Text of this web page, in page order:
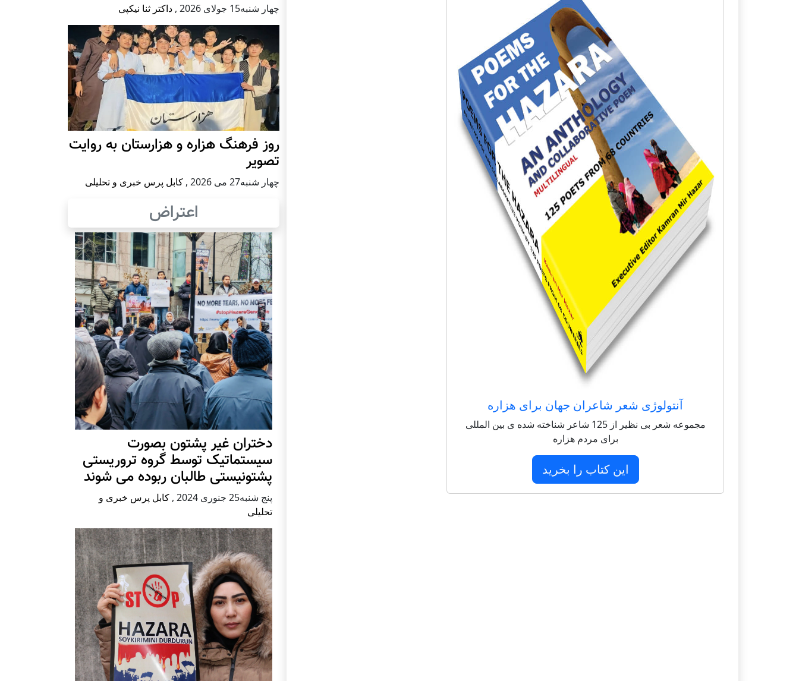
آنتولوژی شعر شاعران جهان برای هزاره
مجموعه شعر بی نظیر از 125 شاعر شناخته شده ی بین المللی
برای مردم هزاره
این کتاب را بخرید
چهار شنبه15 جولای 2026 , داکتر ثنا نیکپی
روز فرهنگ هزاره و هزارستان به روایت
تصویر
چهار شنبه27 می 2026 , کابل پرس خبری و تحلیلی
اعتراض
دختران غیر پشتون بصورت
سیستماتیک توسط گروه تروریستی
پشتونیستی طالبان ربوده می شوند
پنج شنبه25 جنوری 2024 , کابل پرس خبری و
تحلیلی